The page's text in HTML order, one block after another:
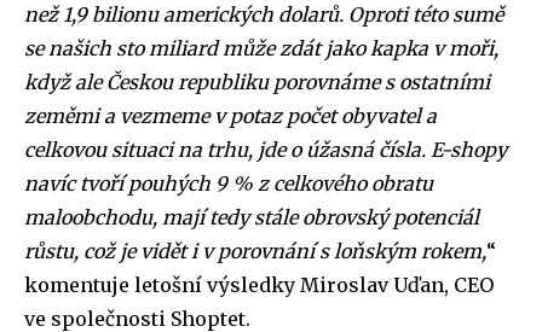
než 1,9 bilionu amerických dolarů. Oproti této sumě
se našich sto miliard může zdát jako kapka v moři,
když ale Českou republiku porovnáme s ostatními
zeměmi a vezmeme v potaz počet obyvatel a
celkovou situaci na trhu, jde o úžasná čísla. E-shopy
navíc tvoří pouhých 9 % z celkového obratu
maloobchodu, mají tedy stále obrovský potenciál
růstu, což je vidět i v porovnání s loňským rokem,“
komentuje letošní výsledky Miroslav Uďan, CEO
ve společnosti Shoptet.